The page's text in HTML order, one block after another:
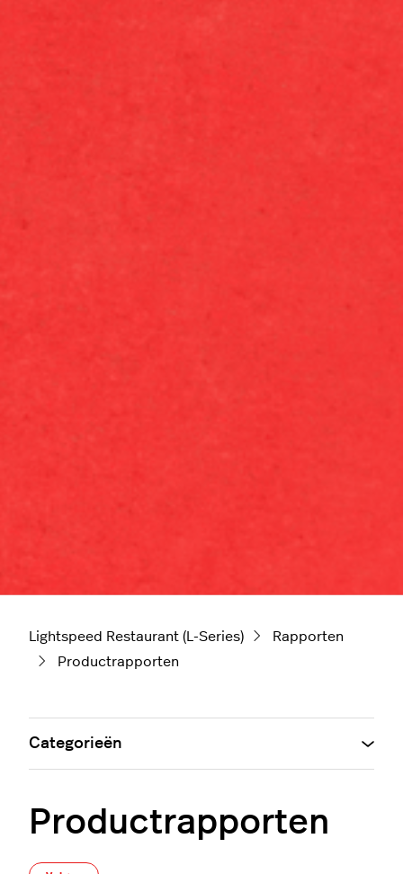
Lightspeed Restaurant (L-Series)
Rapporten
Productrapporten
Productrapporten
Categorieën